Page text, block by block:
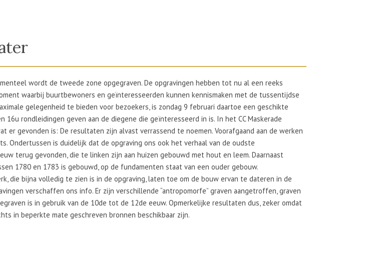
wordt de tweede zone opgegraven. De opgravingen hebben tot nu al een reeks
waarbij buurtbewoners en geïnteresseerden kunnen kennismaken met de tussentijdse
gelegenheid te bieden voor bezoekers, is zondag 9 februari daartoe een geschikte
rondleidingen geven aan de diegene die geïnteresseerd in is. In het CC Maskerade
gevonden is: De resultaten zijn alvast verrassend te noemen. Voorafgaand aan de werken
Ondertussen is duidelijk dat de opgraving ons ook het verhaal van de oudste
terug gevonden, die te linken zijn aan huizen gebouwd met hout en leem. Daarnaast
1780 en 1783 is gebouwd, op de fundamenten staat van een ouder gebouw.
die bijna volledig te zien is in de opgraving, laten toe om de bouw ervan te dateren in de
verschaffen ons info. Er zijn verschillende “antropomorfe” graven aangetroffen, graven
is in gebruik van de 10de tot de 12de eeuw. Opmerkelijke resultaten dus, zeker omdat
in beperkte mate geschreven bronnen beschikbaar zijn.